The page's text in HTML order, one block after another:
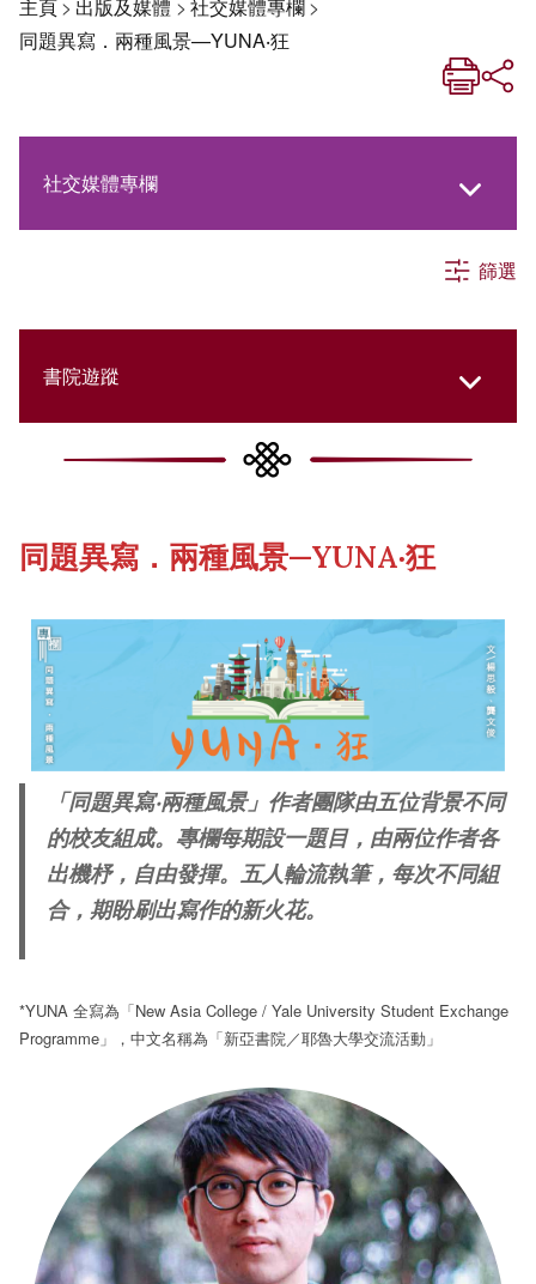
主頁> 出版及媒體 > 社交媒體專欄>
同題異寫．兩種風景—YUNA‧狂
社交媒體專欄
《新亞．新知》
《新亞簡訊》
《新亞書院概覽》
其他書院出版
新亞影集
影片庫
篩選
書院遊蹤
New Asia Then and Now
Our History Gallery
Fellows of the College
New Asianships
同題異寫．兩種風景—YUNA‧狂
「同題異寫‧兩種風景」作者團隊由五位背景不同
的校友組成。專欄每期設一題目，由兩位作者各
出機杼，自由發揮。五人輪流執筆，每次不同組
合，期盼刷出寫作的新火花。
*YUNA 全寫為「New Asia College / Yale University Student Exchange
Programme」，中文名稱為「新亞書院／耶魯大學交流活動」